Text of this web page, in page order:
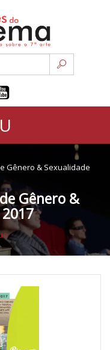
Gênero & Sexualidade
Gênero &